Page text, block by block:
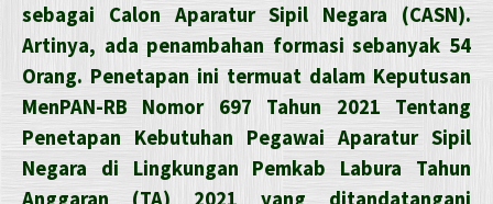
sebagai Calon Aparatur Sipil Negara (CASN).
Artinya, ada penambahan formasi sebanyak 54
Orang. Penetapan ini termuat dalam Keputusan
MenPAN-RB Nomor 697 Tahun 2021 Tentang
Penetapan Kebutuhan Pegawai Aparatur Sipil
Negara di Lingkungan Pemkab Labura Tahun
Anggaran (TA) 2021 yang ditandatangani